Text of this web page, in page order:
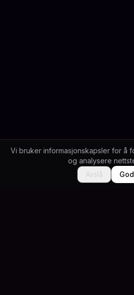
Vi bruker informasjonskapsler for å
og analysere
Avslå